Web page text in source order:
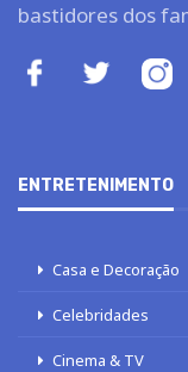
bastidores dos
ENTRETENIMENTO
Casa e Decoração
Celebridades
Cinema & TV